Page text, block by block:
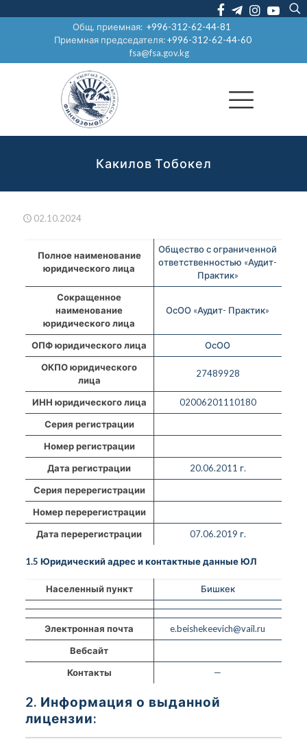
Общ. приемная:+996-312-62-44-81
Приемная председателя:+996-312-62-44-60
fsa@fsa.gov.kg
Какилов Тобокел
02.10.2024
Полное наименование
юридического лица
Общество с ограниченной
ответственностью «Аудит-
Практик»
Сокращенное
наименование
юридического лица
ОсОО «Аудит- Практик»
ОПФ юридического лица
ОсОО
ОКПО юридического
лица
27489928
ИНН юридического лица
02006201110180
Серия регистрации
Номер регистрации
Дата регистрации
20.06.2011 г.
Серия перерегистрации
Номер перерегистрации
Дата перерегистрации
07.06.2019 г.
1.5 Юридический адрес и контактные данные ЮЛ
Населенный пункт Бишкек
Электронная почта
e.beishekeevich@vail.ru
Вебсайт
Контакты
—
2. Информация о выданной
лицензии: